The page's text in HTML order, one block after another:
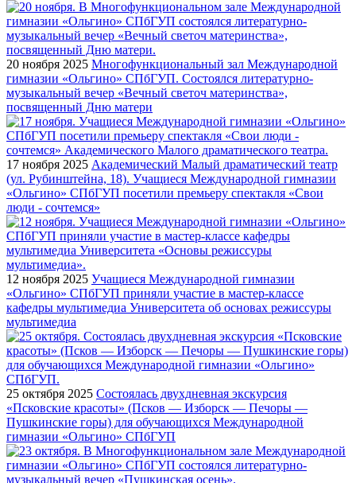
20 ноября 2025 Многофункциональный зал Международной
гимназии «Ольгино» СПбГУП. Состоялся литературно-
музыкальный вечер «Вечный светоч материнства»,
посвященный Дню матери
17 ноября 2025 Академический Малый драматический театр
(ул. Рубинштейна, 18). Учащиеся Международной гимназии
«Ольгино» СПбГУП посетили премьеру спектакля «Свои
люди - сочтемся»
12 ноября 2025 Учащиеся Международной гимназии
«Ольгино» СПбГУП приняли участие в мастер-классе
кафедры мультимедиа Университета об основах режиссуры
мультимедиа
25 октября 2025 Состоялась двухдневная экскурсия
«Псковские красоты» (Псков — Изборск — Печоры —
Пушкинские горы) для обучающихся Международной
гимназии «Ольгино» СПбГУП